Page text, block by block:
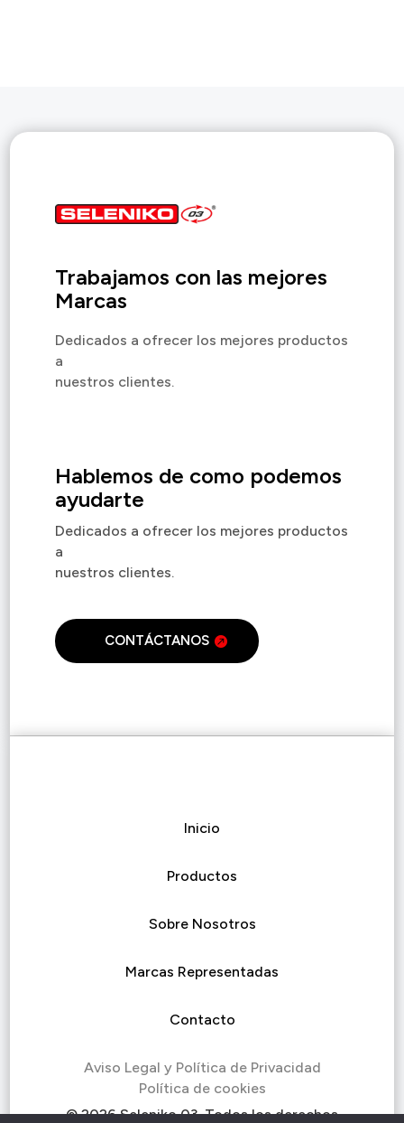
Trabajamos con las mejores
Marcas
Dedicados a ofrecer los mejores productos
a
nuestros clientes.
Hablemos de como podemos
ayudarte
Dedicados a ofrecer los mejores productos
a
nuestros clientes.
CONTÁCTANOS
Inicio
Productos
Sobre Nosotros
Marcas Representadas
Contacto
Aviso Legal y Política de Privacidad
Política de cookies
© 2026 Seleniko 03. Todos los derechos